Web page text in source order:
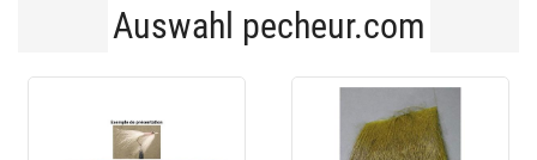
Auswahl pecheur.com